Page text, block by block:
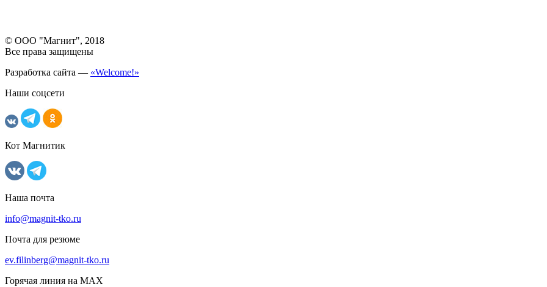
© ООО "Магнит", 2018
Все права защищены
Разработка сайта — «Welcome!»
Наши соцсети
Кот Магнитик
Наша почта
info@magnit-tko.ru
Почта для резюме
ev.filinberg@magnit-tko.ru
Горячая линия на MAX